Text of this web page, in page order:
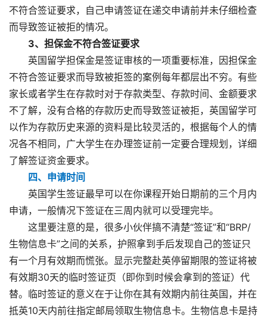
不符合签证要求，自己申请签证在递交申请前并未仔细检查
而导致签证被拒的情况。
3、担保金不符合签证要求
英国留学担保金是签证审核的一项重要标准，因担保金
不符合签证要求而导致被拒签的案例每年都层出不穷。有些
家长或者学生在存款时对于存款类型、存款时间、金额要求
不了解，没有合格的存款历史而导致签证被拒，英国留学可
以作为存款历史来源的资料是比较灵活的，根据每个人的情
况各不相同，广大学生在办理签证前一定要合理规划，详细
了解签证资金要求。
四、申请时间
英国学生签证最早可以在你课程开始日期前的三个月内
申请，一般情况下签证在三周内就可以受理完毕。
这里要注意的是，很多小伙伴搞不清楚“签证”和“BRP/
生物信息卡”之间的关系，护照拿到手后发现自己的签证只
有一个月有效期而慌张。显示完整赴英停留期限的签证将被
有效期30天的临时签证页（即你到时候会拿到的签证）代
替。临时签证的意义在于让你在其有效期内前往英国，并在
抵英10天内前往指定邮局领取生物信息卡。生物信息卡是持